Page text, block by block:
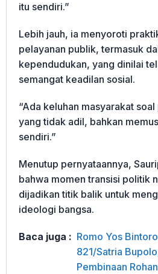
itu sendiri.”
Lebih jauh, ia menyoroti
pelayanan publik, termasuk
kependudukan, yang dinilai
semangat keadilan sosial.
“Ada keluhan masyarakat
yang tidak adil, bahkan
sendiri.”
Menutup pernyataannya,
bahwa momen transisi politik
dijadikan titik balik untuk
ideologi bangsa.
Baca juga : Romo Yos
821/Satria
Pembinaan